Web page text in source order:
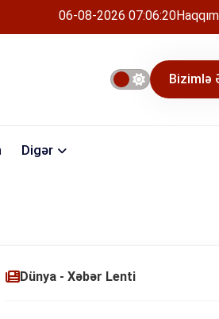
06-08-2026 07:06:20
Bizimlə
Digər
Dünya - Xəbər Lenti